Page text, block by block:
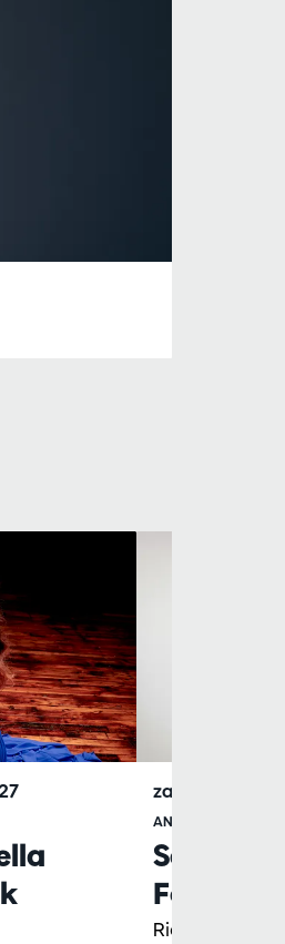
Richard
ANTWERP
za 10.10.2026